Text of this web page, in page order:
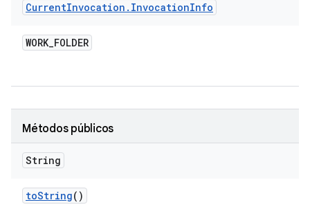
CurrentInvocation . InvocationInfo
WORK_FOLDER
Métodos públicos
String
toString()